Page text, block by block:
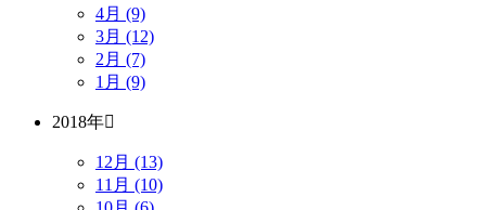
4月 (9)
3月 (12)
2月 (7)
1月 (9)
2018年
12月 (13)
11月 (10)